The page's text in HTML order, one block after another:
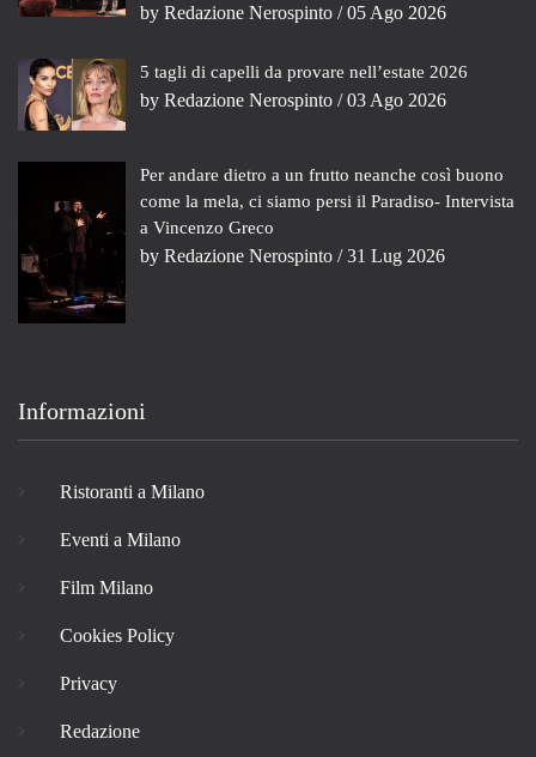
by Redazione Nerospinto / 05 Ago 2026
5 tagli di capelli da provare nell’estate 2026
by Redazione Nerospinto / 03 Ago 2026
Per andare dietro a un frutto neanche così buono
come la mela, ci siamo persi il Paradiso- Intervista
a Vincenzo Greco
by Redazione Nerospinto / 31 Lug 2026
Informazioni
Ristoranti a Milano
Eventi a Milano
Film Milano
Cookies Policy
Privacy
Redazione